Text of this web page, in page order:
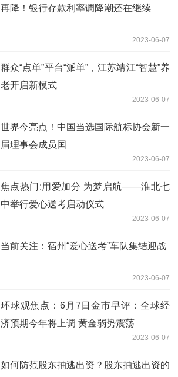
再降！银行存款利率调降潮还在继续
2023-06-07
群众“点单”平台“派单”，江苏靖江“智慧”养
老开启新模式
2023-06-07
世界今亮点！中国当选国际航标协会新一
届理事会成员国
2023-06-07
焦点热门:用爱加分 为梦启航——淮北七
中举行爱心送考启动仪式
2023-06-07
当前关注：宿州“爱心送考”车队集结迎战
2023-06-07
环球观焦点：6月7日金市早评：全球经
济预期今年将上调 黄金弱势震荡
2023-06-07
如何防范股东抽逃出资？股东抽逃出资的